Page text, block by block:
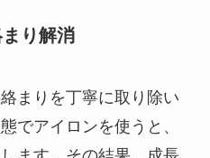
り解消
まりを丁寧に取り除い
でアイロンを使うと、